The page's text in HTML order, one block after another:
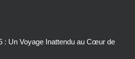
: Un Voyage Inattendu au Cœur de